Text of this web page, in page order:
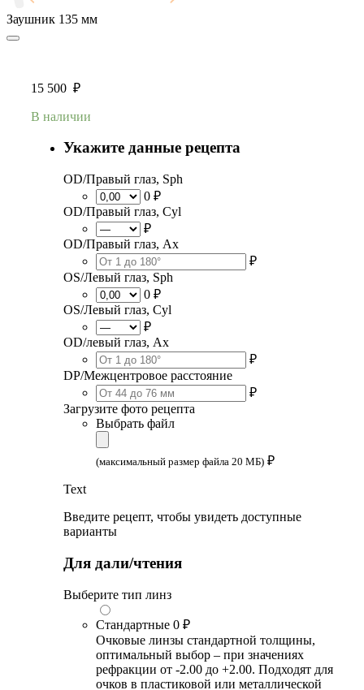
Заушник 135 мм
15 500 ₽
В наличии
Укажите данные рецепта
OD/Правый глаз, Sph
0 ₽
OD/Правый глаз, Cyl
₽
OD/Правый глаз, Ax
₽
OS/Левый глаз, Sph
0 ₽
OS/Левый глаз, Cyl
₽
OD/левый глаз, Ax
₽
DP/Межцентровое расстояние
₽
Загрузите фото рецепта
Выбрать файл
(максимальный размер файла 20 МБ) ₽
Text
Введите рецепт, чтобы увидеть доступные
варианты
Для дали/чтения
Выберите тип линз
Стандартные 0 ₽
Очковые линзы стандартной толщины,
оптимальный выбор – при значениях
рефракции от -2.00 до +2.00. Подходят для
очков в пластиковой или металлической